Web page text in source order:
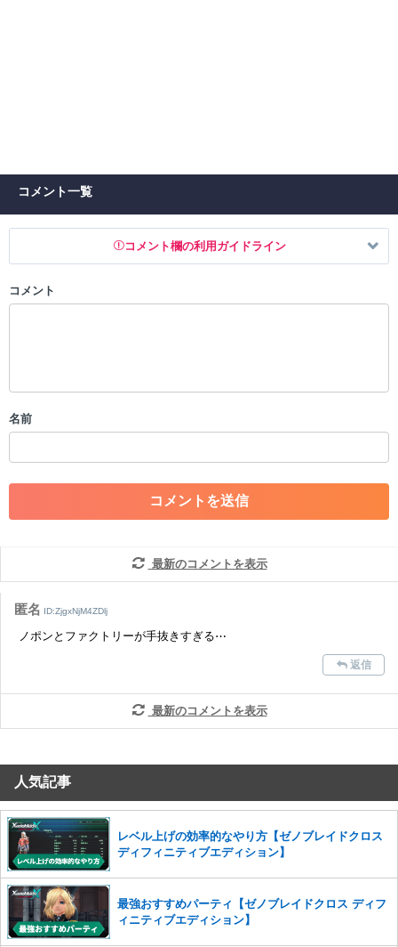
コメント一覧
コメント欄の利用ガイドライン
以下の書き込みを禁止とし、場合によってはコメント削除や書き込み制
・一度削除された投稿を再び投稿すること
・アカウントの売買など金銭が絡む内容の投稿
・各ゲームのネタバレを含む内容の投稿
・その他、管理者が不適切と判断した投稿
コメントの削除を申請する※投稿内容を確認後、順次対応さ
せていただきます。ご了承ください。
さい。
また、過度な利用規約の違反や、弊社に損害の及ぶ内容の書き込みがあ
かじめご理解くださいませ。
コメント
名前
最新のコメントを表示
匿名 ID:ZjgxNjM4ZDlj
ノポンとファクトリーが手抜きすぎる⋯
返信
最新のコメントを表示
人気記事
レベル上げの効率的なやり方【ゼノブレイドクロス
ディフィニティブエディション】
最強おすすめパーティ【ゼノブレイドクロス ディフ
ィニティブエディション】